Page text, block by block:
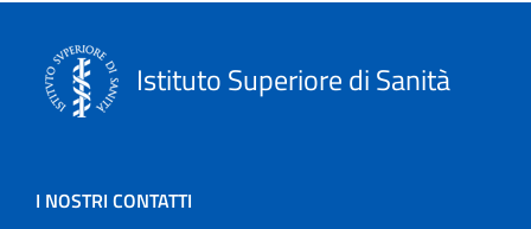
Istituto Superiore di Sanità
I NOSTRI CONTATTI